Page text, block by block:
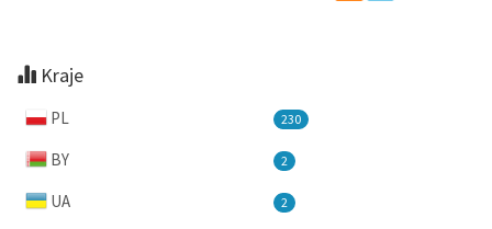
Kraje
PL 230
BY 2
UA 2